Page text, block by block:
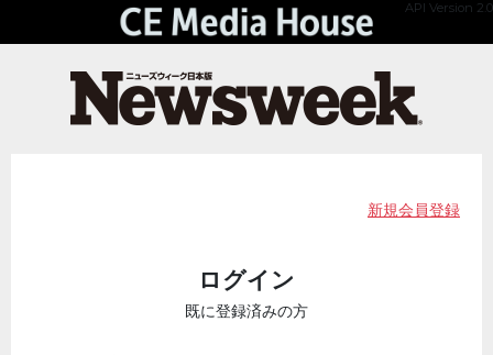
API Version 2.0
新規会員登録
ログイン
既に登録済みの方